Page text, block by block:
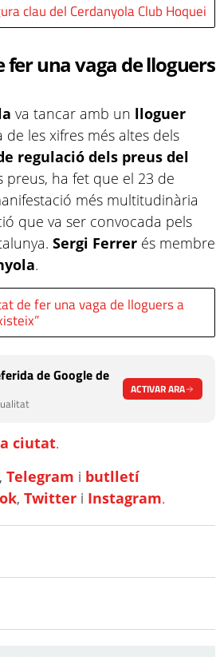
clau del Cerdanyola Club Hoquei
fer una vaga de lloguers
va tancar amb un lloguer
de les xifres més altes dels
regulació dels preus del
preus, ha fet que el 23 de
més multitudinària
que va ser convocada pels
Sergi Ferrer és membre
.
de fer una vaga de lloguers a
de Google de
ACTIVAR ARA
ciutat.
,Telegram i butlletí
,Twitter i Instagram.